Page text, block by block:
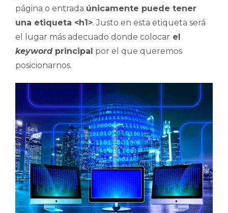
página o entrada únicamente puede tener
una etiqueta <h1>. Justo en esta etiqueta será
el lugar más adecuado donde colocar el
keywordprincipal por el que queremos
posicionarnos.